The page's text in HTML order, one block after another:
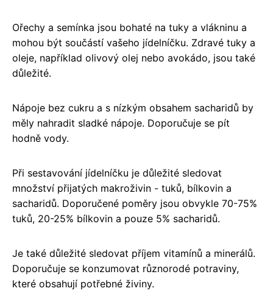
Ořechy a semínka jsou bohaté na tuky a vlákninu a
mohou být součástí vašeho jídelníčku. Zdravé tuky a
oleje, například olivový olej nebo avokádo, jsou také
důležité.
Nápoje bez cukru a s nízkým obsahem sacharidů by
měly nahradit sladké nápoje. Doporučuje se pít
hodně vody.
Při sestavování jídelníčku je důležité sledovat
množství přijatých makroživin - tuků, bílkovin a
sacharidů. Doporučené poměry jsou obvykle 70-75%
tuků, 20-25% bílkovin a pouze 5% sacharidů.
Je také důležité sledovat příjem vitamínů a minerálů.
Doporučuje se konzumovat různorodé potraviny,
které obsahují potřebné živiny.